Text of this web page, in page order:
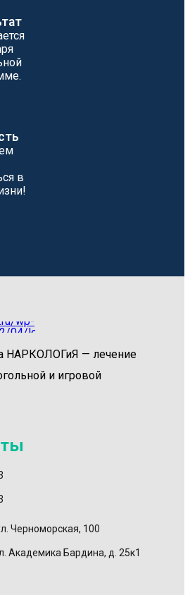
в
НАРКОЛОГиЯ — лечение
и игровой
Черноморская, 100
Академика Бардина, д. 25к1